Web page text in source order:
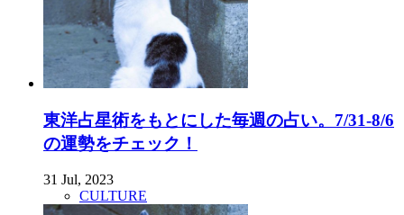
東洋占星術をもとにした毎週の占い。7/31-8/6
の運勢をチェック！
31 Jul, 2023
CULTURE